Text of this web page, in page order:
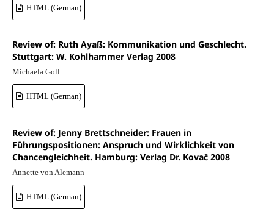
HTML (German)
Review of: Ruth Ayaß: Kommunikation und Geschlecht.
Stuttgart: W. Kohlhammer Verlag 2008
Michaela Goll
HTML (German)
Review of: Jenny Brettschneider: Frauen in
Führungspositionen: Anspruch und Wirklichkeit von
Chancengleichheit. Hamburg: Verlag Dr. Kovač 2008
Annette von Alemann
HTML (German)